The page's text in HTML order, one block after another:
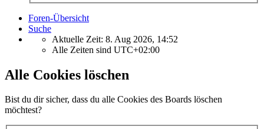
Foren-Übersicht
Suche
Aktuelle Zeit: 8. Aug 2026, 14:52
Alle Zeiten sind UTC+02:00
Alle Cookies löschen
Bist du dir sicher, dass du alle Cookies des Boards löschen
möchtest?